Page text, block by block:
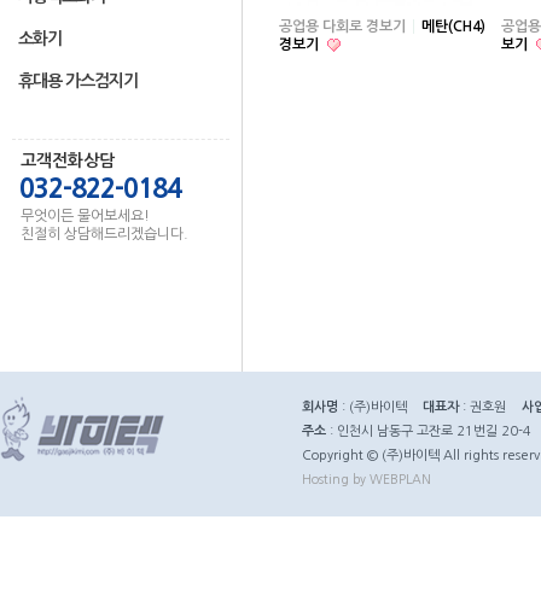
소화기
휴대용 가스검지기
고객전화상담
032-822-0184
무엇이든 물어보세요!
친절히 상담해드리겠습니다.
공업용 다회로 경보기
메탄(CH4)
경보기
공업
보기
회사명 : (주)바이텍 대표자: 권호원
사
주소 : 인천시 남동구 고잔로 21번길 20-4
Copyright © (주)바이텍 All rights
Hosting by WEBPLAN